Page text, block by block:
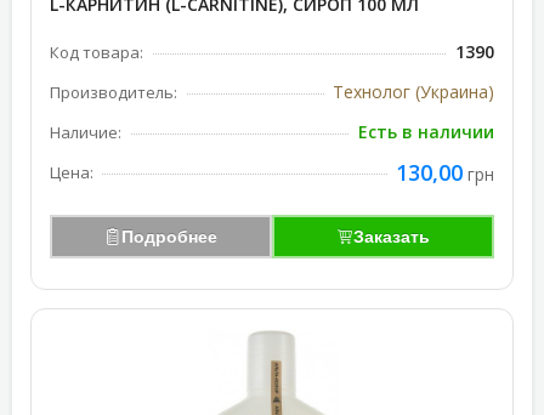
Код товара: 1390
Производитель: Технолог (Украина)
Наличие: Есть в наличии
Цена: 130,00 грн
Подробнее Заказать